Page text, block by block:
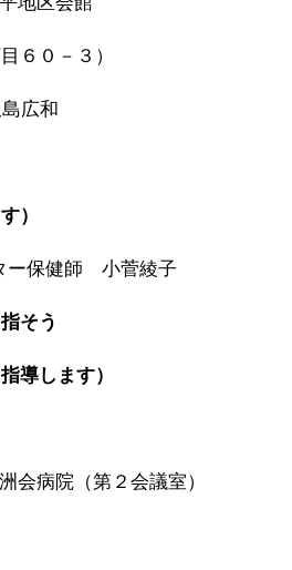
６０－３）
広和
）
ー保健師 小菅綾子
そう
導します）
病院（第２会議室）